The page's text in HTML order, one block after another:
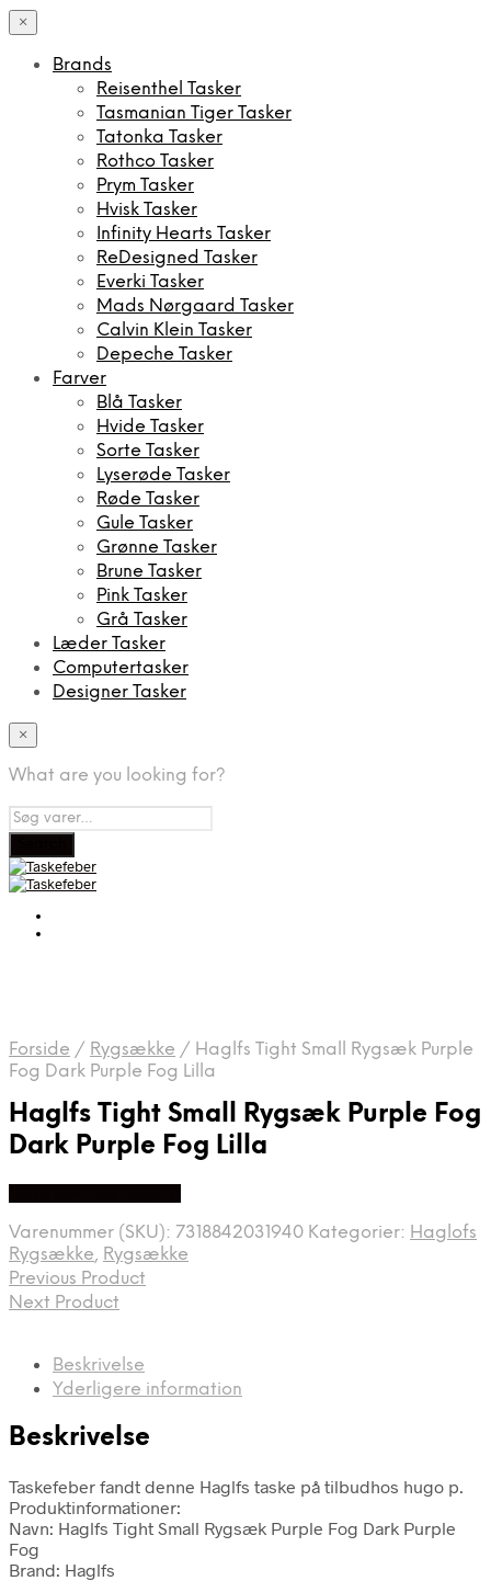
×
Brands
Reisenthel Tasker
Tasmanian Tiger Tasker
Tatonka Tasker
Rothco Tasker
Prym Tasker
Hvisk Tasker
Infinity Hearts Tasker
ReDesigned Tasker
Everki Tasker
Mads Nørgaard Tasker
Calvin Klein Tasker
Depeche Tasker
Farver
Blå Tasker
Hvide Tasker
Sorte Tasker
Lyserøde Tasker
Røde Tasker
Gule Tasker
Grønne Tasker
Brune Tasker
Pink Tasker
Grå Tasker
Læder Tasker
Computertasker
Designer Tasker
×
What are you looking for?
Forside / Rygsække / Haglfs Tight Small Rygsæk Purple
Fog Dark Purple Fog Lilla
Haglfs Tight Small Rygsæk Purple Fog
Dark Purple Fog Lilla
Varenummer (SKU): 7318842031940 Kategorier: Haglofs
Rygsække, Rygsække
Previous Product
Next Product
Beskrivelse
Yderligere information
Beskrivelse
Taskefeber fandt denne Haglfs taske på tilbudhos hugo p.
Produktinformationer:
Navn: Haglfs Tight Small Rygsæk Purple Fog Dark Purple
Fog
Brand: Haglfs